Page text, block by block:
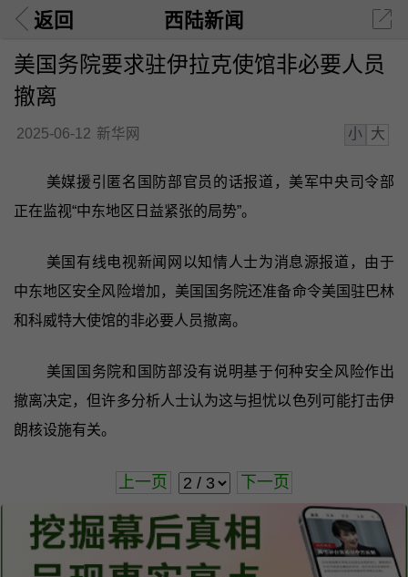
返回 西陆新闻
美国务院要求驻伊拉克使馆非必要人员
撤离
2025-06-12 新华网 小 大
美媒援引匿名国防部官员的话报道，美军中央司令部
正在监视“中东地区日益紧张的局势”。
美国有线电视新闻网以知情人士为消息源报道，由于
中东地区安全风险增加，美国国务院还准备命令美国驻巴林
和科威特大使馆的非必要人员撤离。
美国国务院和国防部没有说明基于何种安全风险作出
撤离决定，但许多分析人士认为这与担忧以色列可能打击伊
朗核设施有关。
上一页 下一页